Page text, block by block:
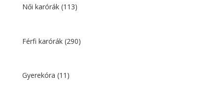
430 Ft.
Női karórák (113)
Férfi karórák (290)
Gyerekóra (11)